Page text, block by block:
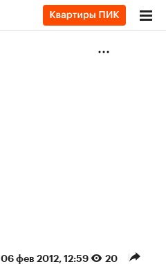
06 фев 2012, 12:59 20